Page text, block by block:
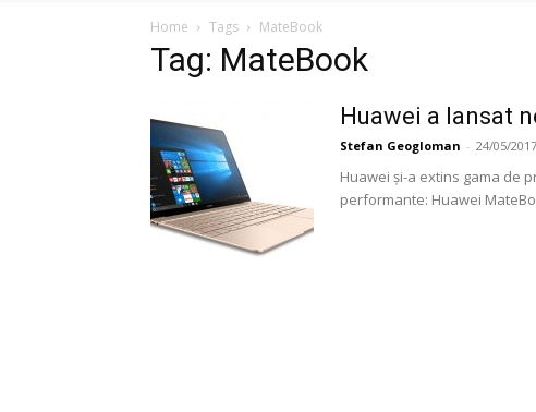
Home Tags MateBook
Tag: MateBook
Huawei a lansat
Stefan Geogloman - 24/05/2017
Huawei și-a extins gama de
performante: Huawei